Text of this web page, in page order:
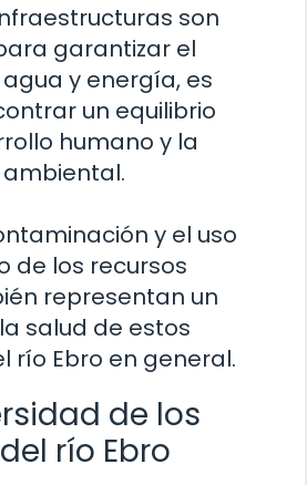
son
garantizar el
y energía, es
un equilibrio
humano y la
y el uso
de los recursos
representan un
salud de estos
río Ebro en general.
de los
río Ebro